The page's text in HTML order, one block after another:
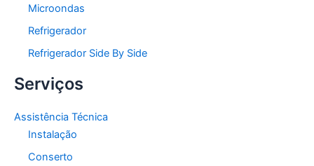
Microondas
Refrigerador
Refrigerador Side By Side
Serviços
Assistência Técnica
Instalação
Conserto